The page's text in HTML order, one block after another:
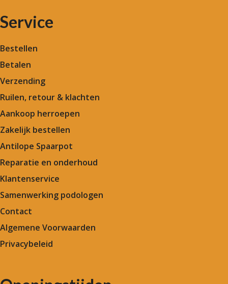
Service
Bestellen
Betalen
Verzending
Ruilen, retour & klachten
Aankoop herroepen
Zakelijk bestellen
Antilope Spaarpot
Reparatie en onderhoud
Klantenservice
Samenwerking podologen
Contact
Algemene Voorwaarden
Privacybeleid